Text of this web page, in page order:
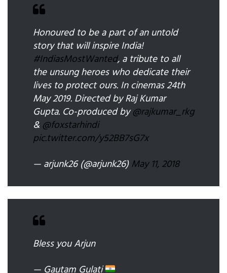
Honoured to be a part of an untold
story that will inspire India!
#IndiasMostWanted, a tribute to all
the unsung heroes who dedicate their
lives to protect ours. In cinemas 24th
May 2019. Directed by Raj Kumar
Gupta. Co-produced by@rajkumar_rkg
& @foxstarhindi
pic.twitter.com/y52BB7sG7x
— arjunk26 (@arjunk26)May 11, 2018
Bless you Arjun